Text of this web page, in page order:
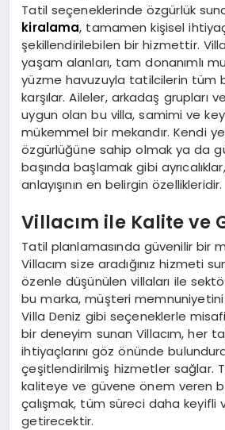
Tatil seçeneklerinde özgürlük
kiralama, tamamen kişisel
şekillendirilebilen bir hizmettir.
yaşam alanları, tam donanımlı
yüzme havuzuyla tatilcilerin tüm
karşılar. Aileler, arkadaş grupları
uygun olan bu villa, samimi ve
mükemmel bir mekandır. Kendi
özgürlüğüne sahip olmak ya da
başında başlamak gibi
anlayışının en belirgin özellikleridir.
Villacım ile Kalite ve
Tatil planlamasında güvenilir bir
Villacım size aradığınız hizmeti
özenle düşünülen villaları ile
bu marka, müşteri
Villa Deniz gibi seçeneklerle
bir deneyim sunan Villacım, her
ihtiyaçlarını göz önünde
çeşitlendirilmiş hizmetler sağlar.
kaliteye ve güvene önem veren
çalışmak, tüm süreci daha keyifli
getirecektir.